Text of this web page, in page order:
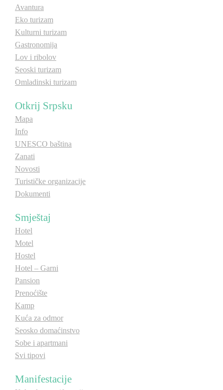
Avantura
Eko turizam
Kulturni turizam
Gastronomija
Lov i ribolov
Seoski turizam
Omladinski turizam
Otkrij Srpsku
Mapa
Info
UNESCO baština
Zanati
Novosti
Turističke organizacije
Dokumenti
Smještaj
Hotel
Motel
Hostel
Hotel – Garni
Pansion
Prenoćište
Kamp
Kuća za odmor
Seosko domaćinstvo
Sobe i apartmani
Svi tipovi
Manifestacije